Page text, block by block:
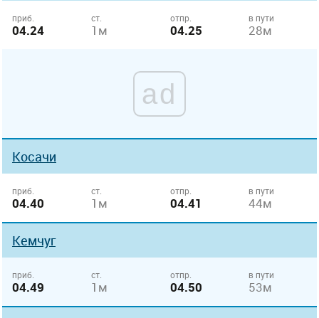
приб.
04.24
ст.
1м
отпр.
04.25
в пути
28м
ad
Косачи
приб.
04.40
ст.
1м
отпр.
04.41
в пути
44м
Кемчуг
приб.
04.49
ст.
1м
отпр.
04.50
в пути
53м